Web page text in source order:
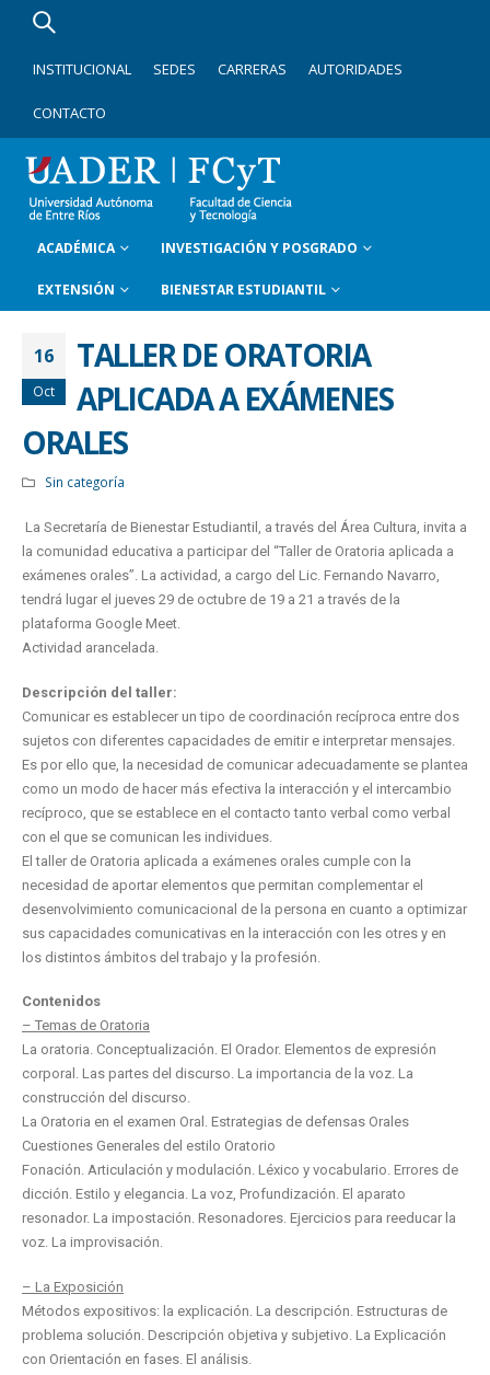
INSTITUCIONAL SEDES CARRERAS AUTORIDADES
CONTACTO
ACADÉMICA INVESTIGACIÓN Y POSGRADO
EXTENSIÓN BIENESTAR ESTUDIANTIL
16
Oct
TALLER DE ORATORIA
APLICADA A EXÁMENES
ORALES
Sin categoría
La Secretaría de Bienestar Estudiantil, a través del Área Cultura, invita a
la comunidad educativa a participar del “Taller de Oratoria aplicada a
exámenes orales”. La actividad, a cargo del Lic. Fernando Navarro,
tendrá lugar el jueves 29 de octubre de 19 a 21 a través de la
plataforma Google Meet.
Actividad arancelada.
Descripción del taller:
Comunicar es establecer un tipo de coordinación recíproca entre dos
sujetos con diferentes capacidades de emitir e interpretar mensajes.
Es por ello que, la necesidad de comunicar adecuadamente se plantea
como un modo de hacer más efectiva la interacción y el intercambio
recíproco, que se establece en el contacto tanto verbal como verbal
con el que se comunican les individues.
El taller de Oratoria aplicada a exámenes orales cumple con la
necesidad de aportar elementos que permitan complementar el
desenvolvimiento comunicacional de la persona en cuanto a optimizar
sus capacidades comunicativas en la interacción con les otres y en
los distintos ámbitos del trabajo y la profesión.
Contenidos
– Temas de Oratoria
La oratoria. Conceptualización. El Orador. Elementos de expresión
corporal. Las partes del discurso. La importancia de la voz. La
construcción del discurso.
La Oratoria en el examen Oral. Estrategias de defensas Orales
Cuestiones Generales del estilo Oratorio
Fonación. Articulación y modulación. Léxico y vocabulario. Errores de
dicción. Estilo y elegancia. La voz, Profundización. El aparato
resonador. La impostación. Resonadores. Ejercicios para reeducar la
voz. La improvisación.
– La Exposición
Métodos expositivos: la explicación. La descripción. Estructuras de
problema solución. Descripción objetiva y subjetivo. La Explicación
con Orientación en fases. El análisis.